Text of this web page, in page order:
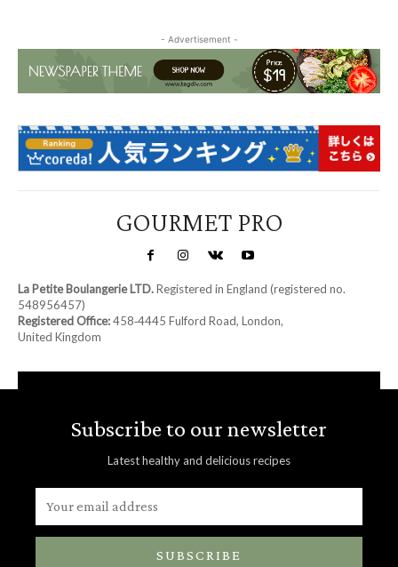
- Advertisement -
GOURMET PRO
La Petite Boulangerie LTD.Registered in England (registered no.
548956457)
Registered Office:458‑4445 Fulford Road, London,
United Kingdom
Subscribe to our newsletter
Latest healthy and delicious recipes
SUBSCRIBE